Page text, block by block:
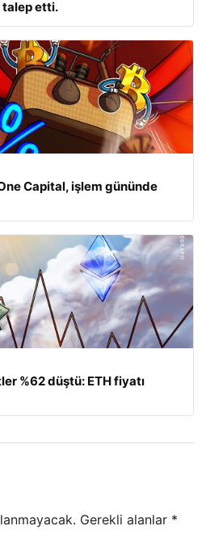
talep etti.
Capital, işlem gününde
%62 düştü: ETH fiyatı
Gerekli alanlar *